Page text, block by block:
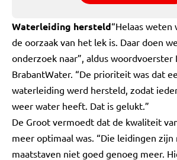
Waterleiding hersteld“Helaas
de oorzaak van het lek is. Daar doen
onderzoek naar”, aldus woordvoerster
BrabantWater. “De prioriteit was dat
waterleiding werd hersteld, zodat
weer water heeft. Dat is gelukt.”
De Groot vermoedt dat de kwaliteit
meer optimaal was. “Die leidingen zijn
maatstaven niet goed genoeg meer.